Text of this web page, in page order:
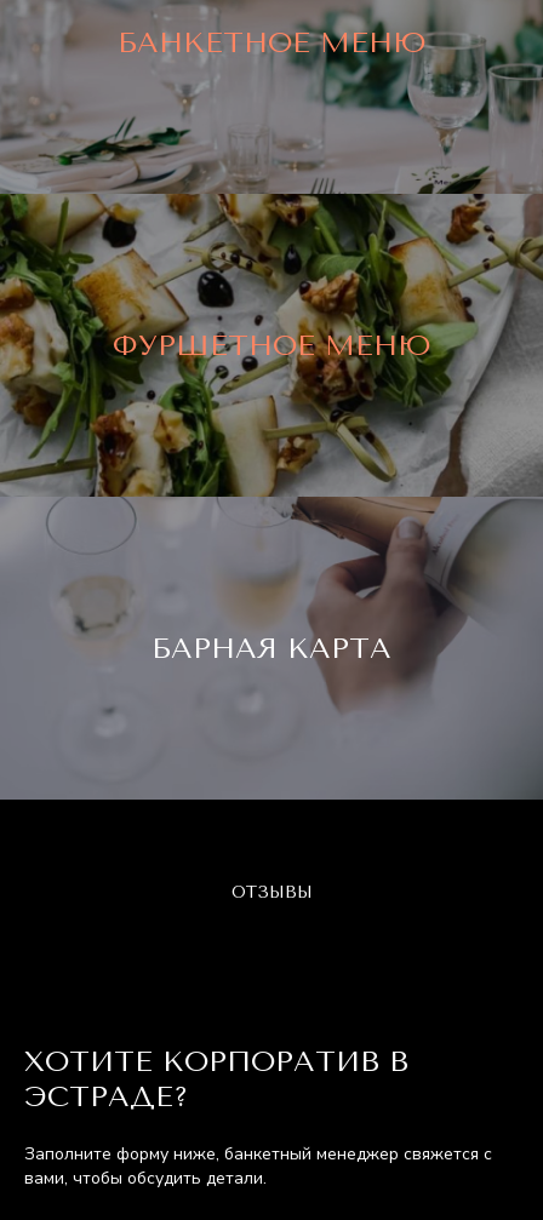
БАНКЕТНОЕ МЕНЮ
ФУРШЕТНОЕ МЕНЮ
БАРНАЯ КАРТА
ОТЗЫВЫ
ХОТИТЕ КОРПОРАТИВ В
ЭСТРАДЕ?
Заполните форму ниже, банкетный менеджер свяжется с
вами, чтобы обсудить детали.